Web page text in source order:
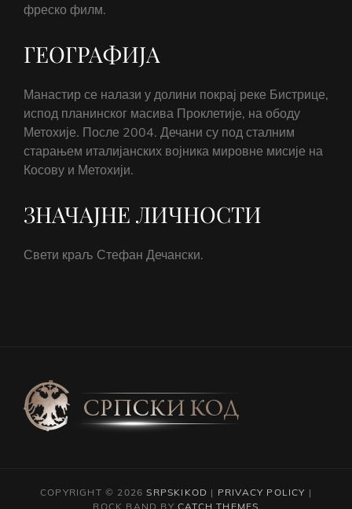
фреско филм.
ГЕОГРАФИЈА
Манастир се налази у долини покрај реке Бистрице,
испод планинског масива Проклетије, на ободу
Метохије. После 2004. Дечани су под сталним
старањем италијанских војника мировне мисије на
Косову и Метохији.
ЗНАЧАЈНЕ ЛИЧНОСТИ
Свети краљ Стефан Дечански.
COPYRIGHT © 2026SRPSKIKOD | PRIVACY POLICY |
ROCK BAND BYCATCH THEMES